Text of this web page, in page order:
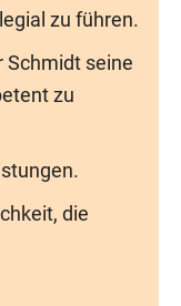
zu führen.
Schmidt seine
zu
die